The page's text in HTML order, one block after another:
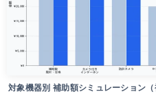
対象機器別 補助額シミュレーション